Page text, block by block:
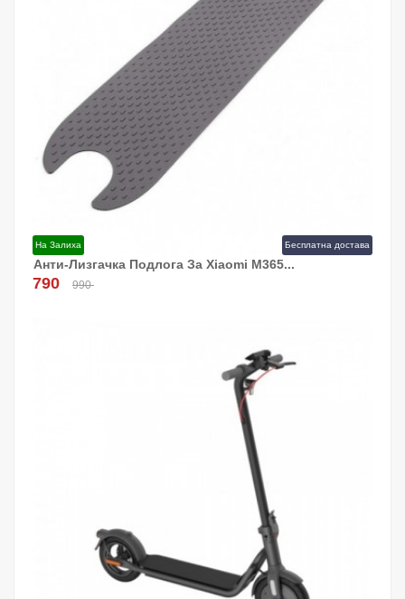
На Залиха Бесплатна достава
Анти-Лизгачка Подлога За Xiaomi M365...
790 990